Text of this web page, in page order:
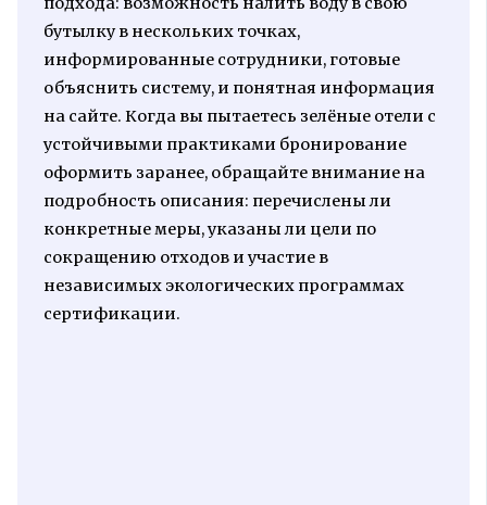
бутылку в нескольких точках,
информированные сотрудники, готовые
объяснить систему, и понятная информация
на сайте. Когда вы пытаетесь зелёные отели с
устойчивыми практиками бронирование
оформить заранее, обращайте внимание на
подробность описания: перечислены ли
конкретные меры, указаны ли цели по
сокращению отходов и участие в
независимых экологических программах
сертификации.